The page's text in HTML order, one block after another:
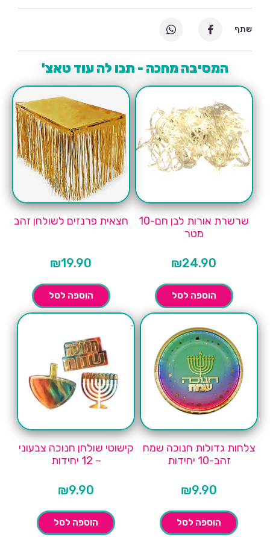
המסיבה מחכה - תנו לה עוד טאצ'
שרשרת אורות לבן חם-10
מטר
₪24.90
הוספה לסל
חצאית פרנזים לשולחן זהב
₪19.90
הוספה לסל
צלחות גדולות חנוכה שמח
זהב-10 יחידות
₪9.90
הוספה לסל
קישוטי שולחן חנוכה צבעוני
– 12 יחידות
₪9.90
הוספה לסל
שתף